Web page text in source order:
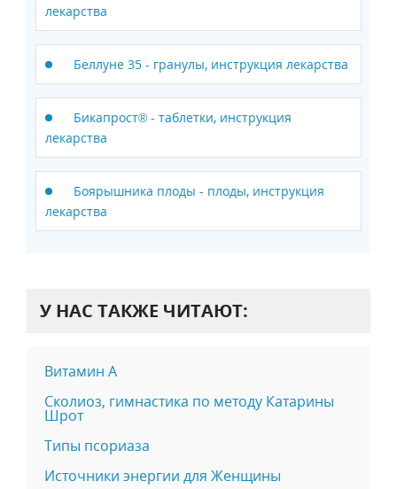
лекарства
Беллуне 35 - гранулы, инструкция лекарства
Бикапрост® - таблетки, инструкция
лекарства
Боярышника плоды - плоды, инструкция
лекарства
У НАС ТАКЖЕ ЧИТАЮТ:
Витамин А
Сколиоз, гимнастика по методу Катарины
Шрот
Типы псориаза
Источники энергии для Женщины